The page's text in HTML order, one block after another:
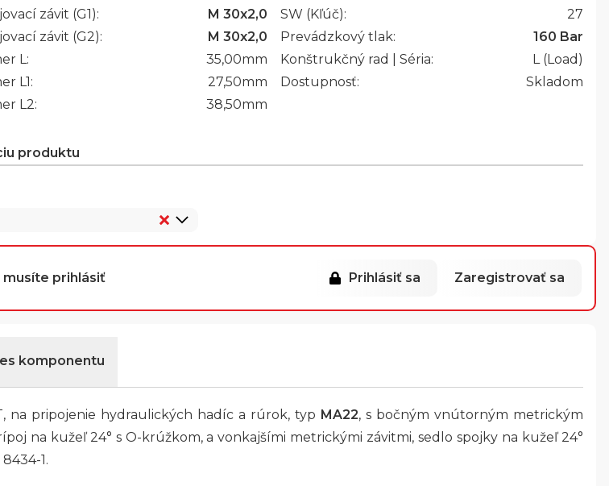
závit (G1):
M 30x2,0
závit (G2):
M 30x2,0
L:
35,00mm
L1:
27,50mm
L2:
38,50mm
SW (Kľúč):
27
Prevádzkový tlak:
160 Bar
Konštrukčný rad | Séria:
L (Load)
Dostupnosť:
Skladom
produktu
musíte prihlásiť Prihlásiť sa Zaregistrovať sa
komponentu
na pripojenie hydraulických hadíc a rúrok, typ MA22, s bočným vnútorným metrickým
na kužeľ 24° s O-krúžkom, a vonkajšími metrickými závitmi, sedlo spojky na kužeľ 24°
1.